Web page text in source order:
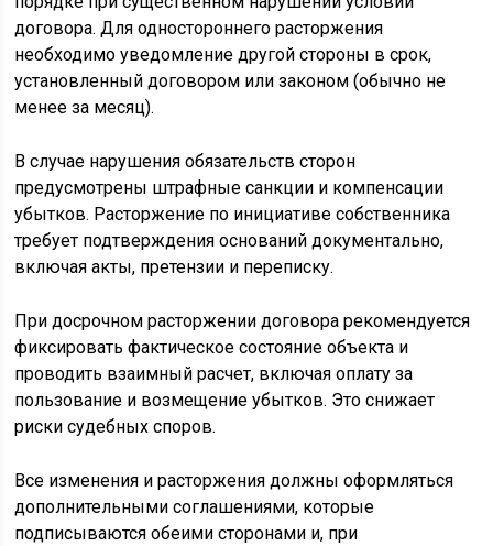
договора. Для одностороннего расторжения
необходимо уведомление другой стороны в срок,
установленный договором или законом (обычно не
менее за месяц).
В случае нарушения обязательств сторон
предусмотрены штрафные санкции и компенсации
убытков. Расторжение по инициативе собственника
требует подтверждения оснований документально,
включая акты, претензии и переписку.
При досрочном расторжении договора рекомендуется
фиксировать фактическое состояние объекта и
проводить взаимный расчет, включая оплату за
пользование и возмещение убытков. Это снижает
риски судебных споров.
Все изменения и расторжения должны оформляться
дополнительными соглашениями, которые
подписываются обеими сторонами и, при